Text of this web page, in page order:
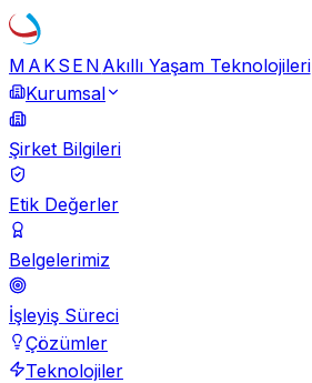
MAKSEN Akıllı Yaşam Teknolojileri
Kurumsal
Şirket Bilgileri
Etik Değerler
Belgelerimiz
İşleyiş Süreci
Çözümler
Teknolojiler